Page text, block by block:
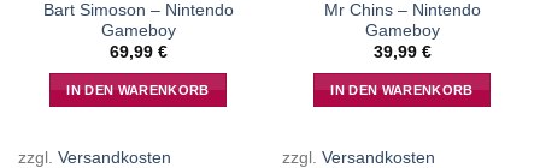
Bart Simoson – Nintendo
Gameboy
69,99 €
IN DEN WARENKORB
zzgl. Versandkosten
Mr Chins – Nintendo
Gameboy
39,99 €
IN DEN WARENKORB
zzgl. Versandkosten